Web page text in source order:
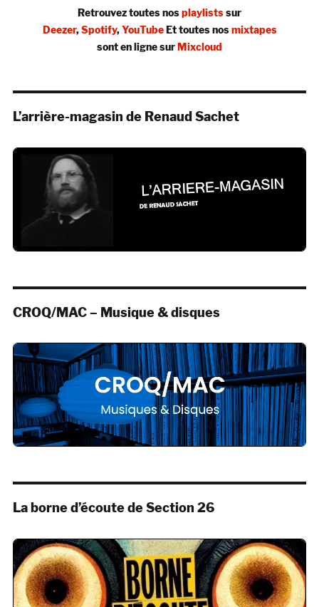
Retrouvez toutes nosplaylistssur
Deezer,Spotify,YouTubeEt toutes nosmixtapes
sont en ligne surMixcloud
L’arrière-magasin de Renaud Sachet
CROQ/MAC – Musique & disques
La borne d’écoute de Section 26